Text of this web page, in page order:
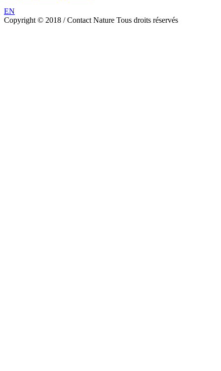
EN
Copyright © 2018 / Contact Nature Tous droits réservés